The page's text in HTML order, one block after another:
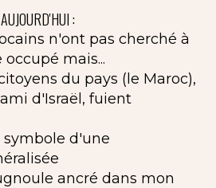
AUJOURD'HUI :
n'ont pas cherché à
mais...
du pays (le Maroc),
d'Israël, fuient
symbole d'une
ancré dans mon